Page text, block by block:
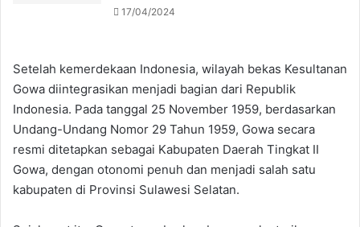
17/04/2024
Setelah kemerdekaan Indonesia, wilayah bekas Kesultanan
Gowa diintegrasikan menjadi bagian dari Republik
Indonesia. Pada tanggal 25 November 1959, berdasarkan
Undang-Undang Nomor 29 Tahun 1959, Gowa secara
resmi ditetapkan sebagai Kabupaten Daerah Tingkat II
Gowa, dengan otonomi penuh dan menjadi salah satu
kabupaten di Provinsi Sulawesi Selatan.